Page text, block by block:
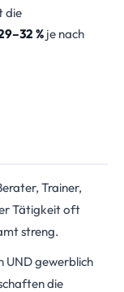
die
% je nach
Trainer,
Tätigkeit oft
streng.
UND gewerblich
die